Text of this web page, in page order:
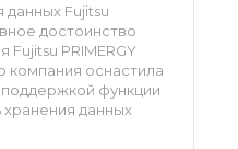
данных Fujitsu
достоинство
PRIMERGY
компания оснастила
поддержкой функции
данных